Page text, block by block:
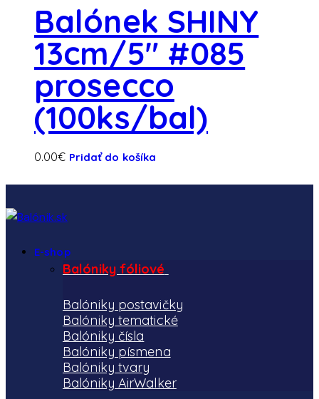
Balónek SHINY
13cm/5″ #085
prosecco
(100ks/bal)
0.00€ Pridať do košíka
E-shop
Balóniky fóliové
Balóniky postavičky
Balóniky tematické
Balóniky čísla
Balóniky písmena
Balóniky tvary
Balóniky AirWalker